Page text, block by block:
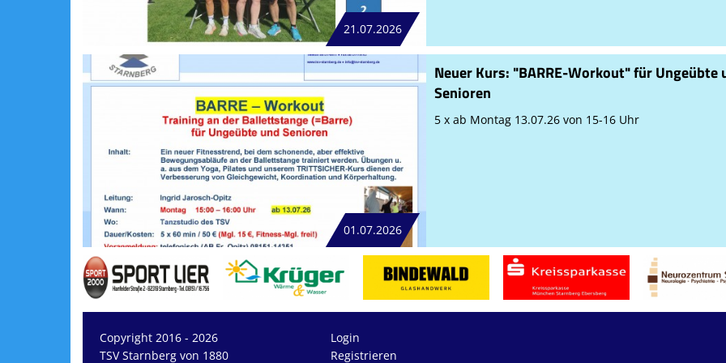
21.07.2026
01.07.2026
Neuer Kurs: "BARRE-Workout" für Ungeübte
Senioren
5 x ab Montag 13.07.26 von 15-16 Uhr
Copyright 2016 - 2026
TSV Starnberg von 1880
Login
Registrieren